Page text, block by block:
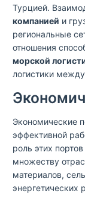
Турцией.
компанией и
региональные
отношения
морской
логистики
Экономические
эффективной
роль этих
множеству
материалов,
энергетических